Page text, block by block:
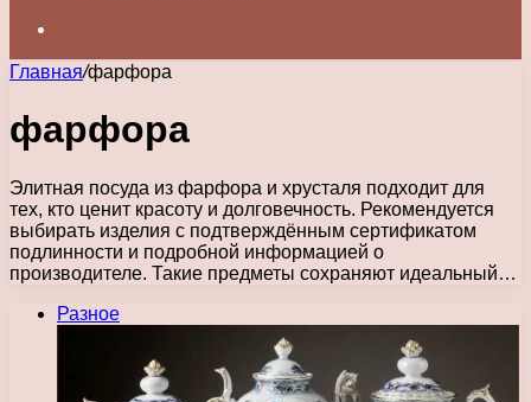
Главная/фарфора
фарфора
Элитная посуда из фарфора и хрусталя подходит для
тех, кто ценит красоту и долговечность. Рекомендуется
выбирать изделия с подтверждённым сертификатом
подлинности и подробной информацией о
производителе. Такие предметы сохраняют идеальный…
Разное